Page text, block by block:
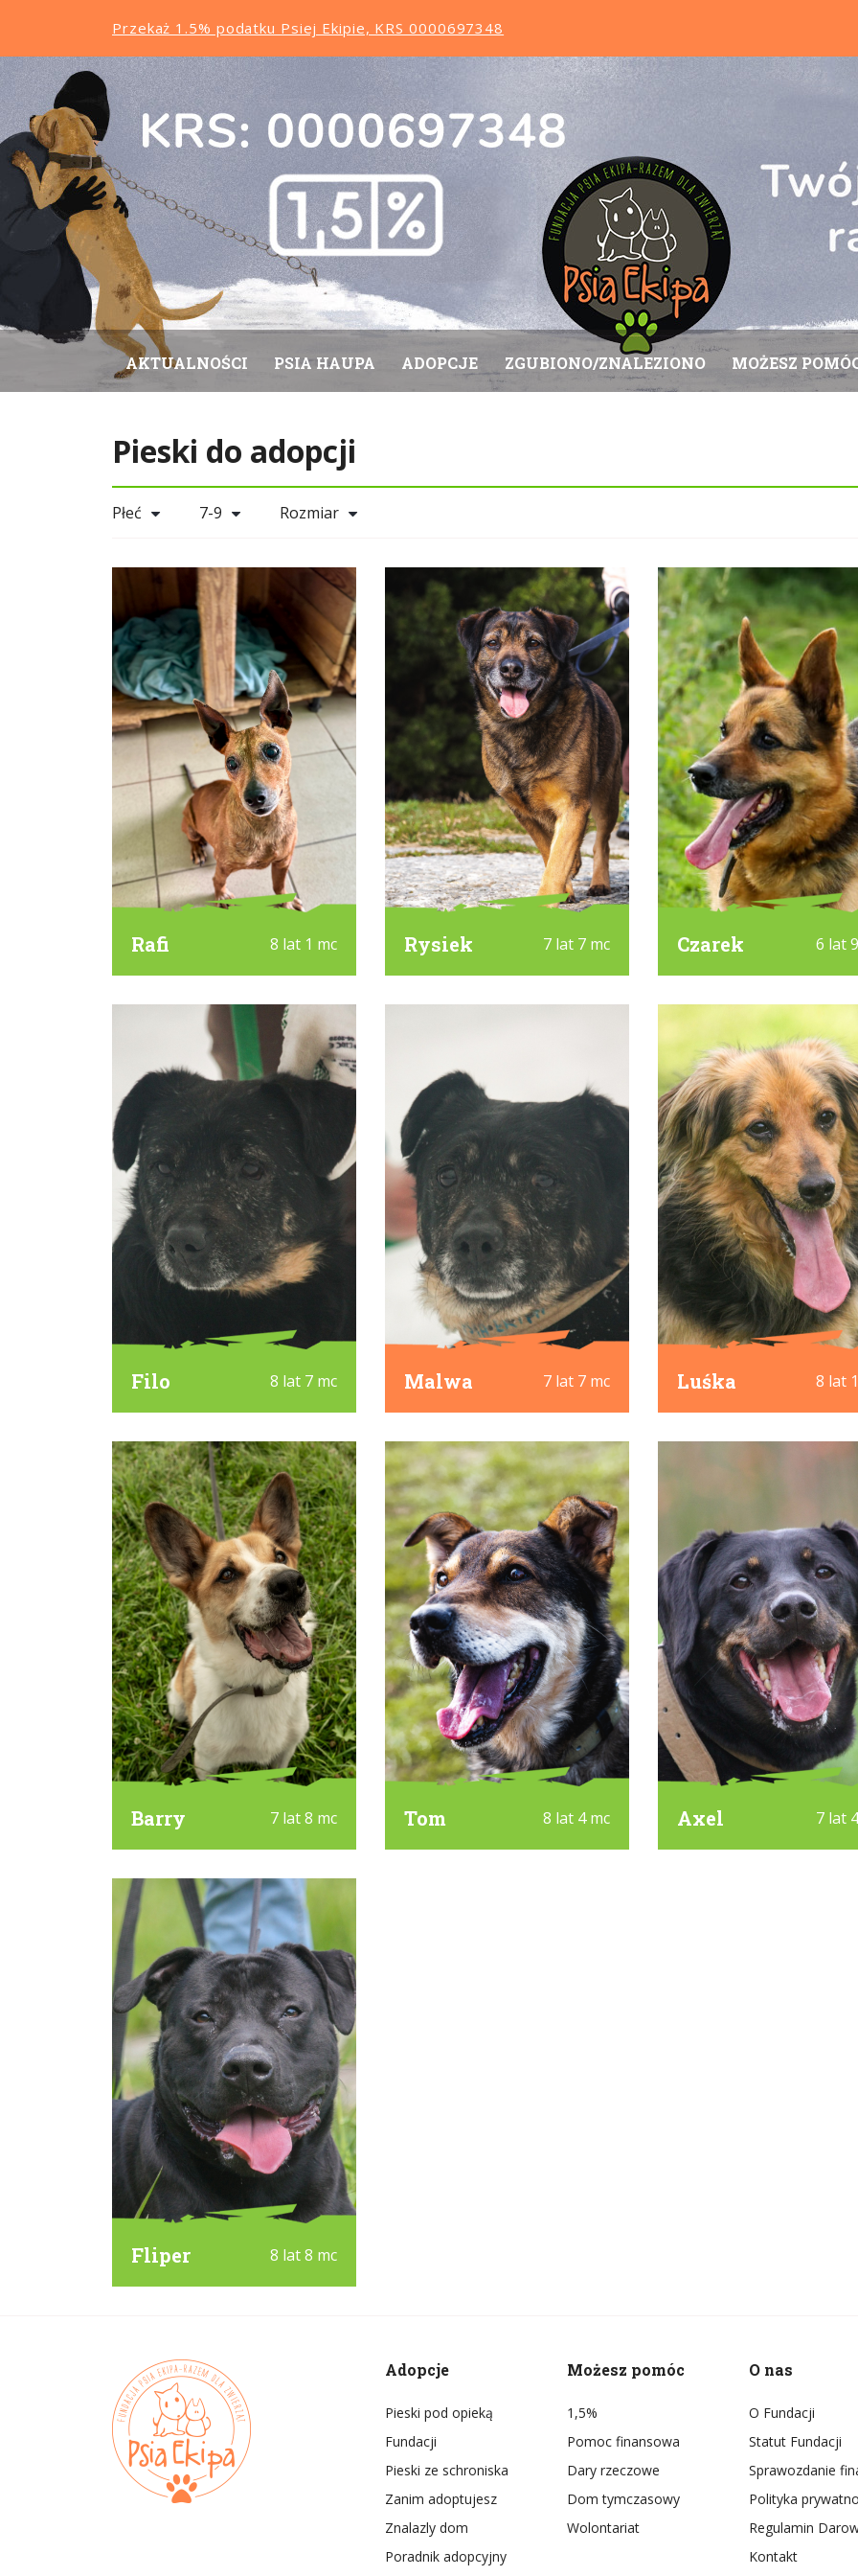
Przekaż 1.5% podatku Psiej Ekipie, KRS 0000697348
AKTUALNOŚCI PSIA HAUPA ADOPCJE ZGUBIONO/ZNALEZIONO MOŻESZ
Pieski do adopcji
Płeć 7-9 Rozmiar
Rafi 8 lat 1 mc Rysiek 7 lat 7 mc Czarek 6 lat
Filo 8 lat 7 mc Malwa 7 lat 7 mc Luśka 8 lat
Barry 7 lat 8 mc Tom 8 lat 4 mc Axel 7 lat
Fliper 8 lat 8 mc
Adopcje
Pieski pod opieką
Fundacji
Pieski ze schroniska
Zanim adoptujesz
Znalazly dom
Poradnik adopcyjny
Możesz pomóc
1,5%
Pomoc finansowa
Dary rzeczowe
Dom tymczasowy
Wolontariat
O nas
O Fundacji
Statut Fundacji
Sprawozdanie
Polityka
Regulamin
Kontakt